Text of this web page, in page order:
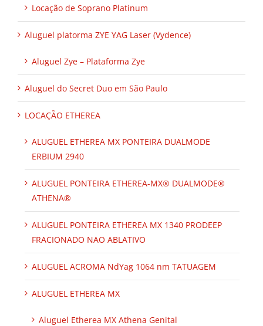
Locação de Soprano Platinum
Aluguel platorma ZYE YAG Laser (Vydence)
Aluguel Zye – Plataforma Zye
Aluguel do Secret Duo em São Paulo
LOCAÇÃO ETHEREA
ALUGUEL ETHEREA MX PONTEIRA DUALMODE
ERBIUM 2940
ALUGUEL PONTEIRA ETHEREA-MX® DUALMODE®
ATHENA®
ALUGUEL PONTEIRA ETHEREA MX 1340 PRODEEP
FRACIONADO NAO ABLATIVO
ALUGUEL ACROMA NdYag 1064 nm TATUAGEM
ALUGUEL ETHEREA MX
Aluguel Etherea MX Athena Genital